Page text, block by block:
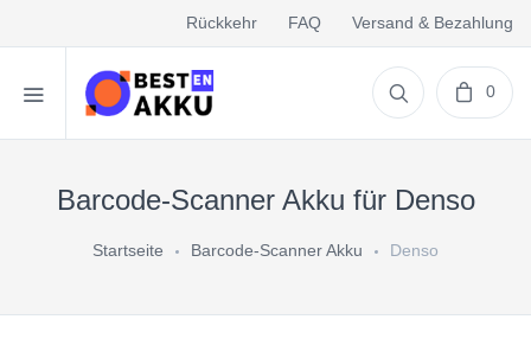
Rückkehr FAQ Versand & Bezahlung
0
Barcode-Scanner Akku für Denso
Startseite Barcode-Scanner Akku Denso